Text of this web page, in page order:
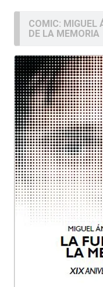
COMIC: MIGUEL
DE LA MEMORIA